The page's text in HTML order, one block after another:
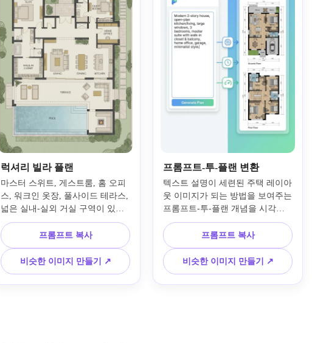
럭셔리 빌라 플랜
마스터 스위트, 게스트룸, 홈 오피
스, 워크인 옷장, 풀사이드 테라스,
넓은 실내-실외 거실 구역이 있는
고급 빌라 하우스 플랜을 생성하세
요. 통풍이 잘되는 객실 간격, 프리
미엄 스타일링, 은은한 베이지와
차콜 악센트, 리조트와 같은 구역
지정, 세련된 건축 시각화 품질을
갖춘 우아한 상단 뷰 레이아웃을
프롬프트 복사
비슷한 이미지 만들기 ↗
프롬프트-투-플랜 변환
텍스트 설명이 세련된 주택 레이아
웃 이미지가 되는 방법을 보여주는
프롬프트-투-플랜 개념을 시각화
합니다. 한쪽에 서면 프롬프트가
있고 다른 쪽에 완성된 평면도가
있는 분할 화면 구성, 현대적인 UI
에서 영감을 받은 프레임, 깔끔한
타이포그래피, 부드러운 그림자,
빠른 AI 워크플로우 스토리텔링
프롬프트 복사
비슷한 이미지 만들기 ↗